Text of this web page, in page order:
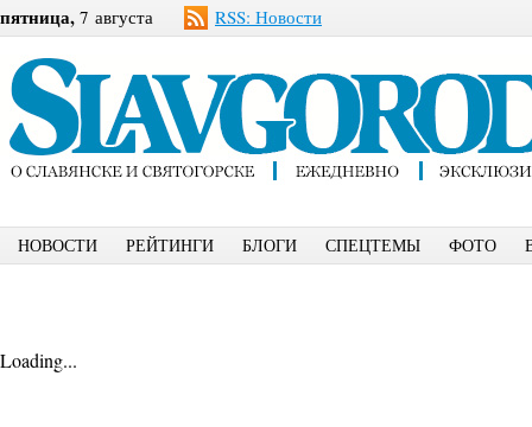
пятница, 7 августа RSS: Новости
НОВОСТИ РЕЙТИНГИ БЛОГИ СПЕЦТЕМЫ ФОТО
Loading...